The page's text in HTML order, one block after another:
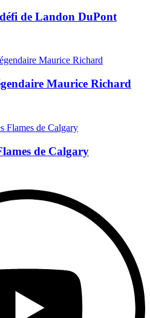
de Landon DuPont
Maurice Richard
de Calgary